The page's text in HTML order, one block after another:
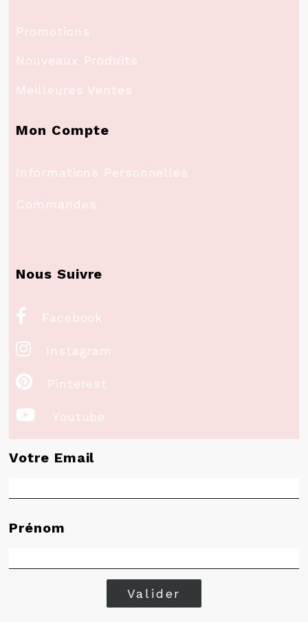
Promotions
Nouveaux Produits
Meilleures Ventes
Mon Compte
Informations Personnelles
Commandes
Nous Suivre
 Facebook
 Instagram
 Pinterest
 Youtube
Votre Email
Prénom
Valider